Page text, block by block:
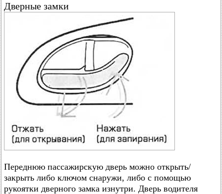
Дверные замки
Переднюю пассажирскую дверь можно открыть/
закрыть либо ключом снаружи, либо с помощью
рукоятки дверного замка изнутри. Дверь водителя